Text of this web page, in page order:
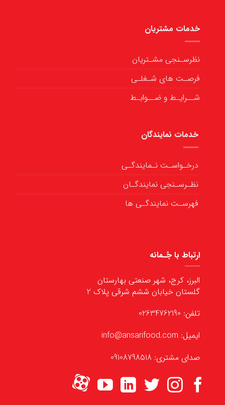
خدمات مشتریان
نظرسـنجی مشـتریان
فرصـت های شـغلـی
شــرایـط و ضــوابـط
خدمات نمایندگان
درخـواسـت نـمایندگـی
نظـرسـنجی نمایندگـان
فهرسـت نمایندگـی ها
ارتباط با جُـمانه
البرز، کرج، شهر صنعتی بهارستان
گلستان خیابان ششم شرقی پلاک 2
تلفن: 02634762190
ایمیل: info@ansarifood.com
صدای مشتری: 09108798518